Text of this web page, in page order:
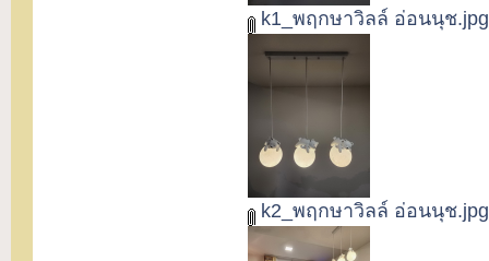
k1_พฤกษาวิลล์ อ่อนนุช.jpg
k2_พฤกษาวิลล์ อ่อนนุช.jpg